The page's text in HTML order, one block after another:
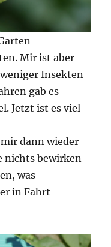
Mir ist aber
Insekten
gab es
Jetzt ist es viel
dann wieder
nichts bewirken
was
in Fahrt